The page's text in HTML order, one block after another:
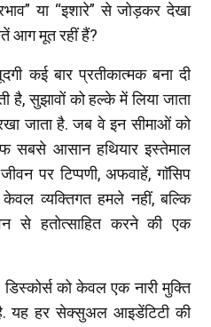
या “इशारे” से जोड़कर देखा
आग मूत रहीं हैं?
कई बार प्रतीकात्मक बना दी
है, सुझावों को हल्के में लिया जाता
जाता है. जब वे इन सीमाओं को
सबसे आसान हथियार इस्तेमाल
पर टिप्पणी, अफवाहें, गाॅसिप
व्यक्तिगत हमले नहीं, बल्कि
से हतोत्साहित करने की एक
को केवल एक नारी मुक्ति
है. यह हर सेक्सुअल आइडेंटिटी की